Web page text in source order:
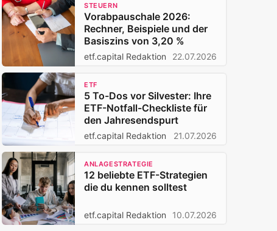
STEUERN
Vorabpauschale 2026:
Rechner, Beispiele und der
Basiszins von 3,20 %
etf.capital Redaktion 22.07.2026
ETF
5 To-Dos vor Silvester: Ihre
ETF-Notfall-Checkliste für
den Jahresendspurt
etf.capital Redaktion 21.07.2026
ANLAGESTRATEGIE
12 beliebte ETF-Strategien
die du kennen solltest
etf.capital Redaktion 10.07.2026